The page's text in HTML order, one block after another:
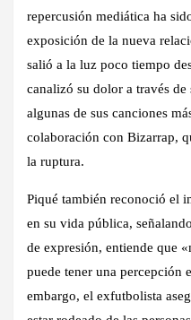
repercusión mediática ha
exposición de la nueva
salió a la luz poco tiempo
canalizó su dolor a través
algunas de sus canciones
colaboración con Bizarrap,
la ruptura.
Piqué también reconoció el
en su vida pública,
de expresión, entiende que
puede tener una percepción
embargo, el exfutbolista